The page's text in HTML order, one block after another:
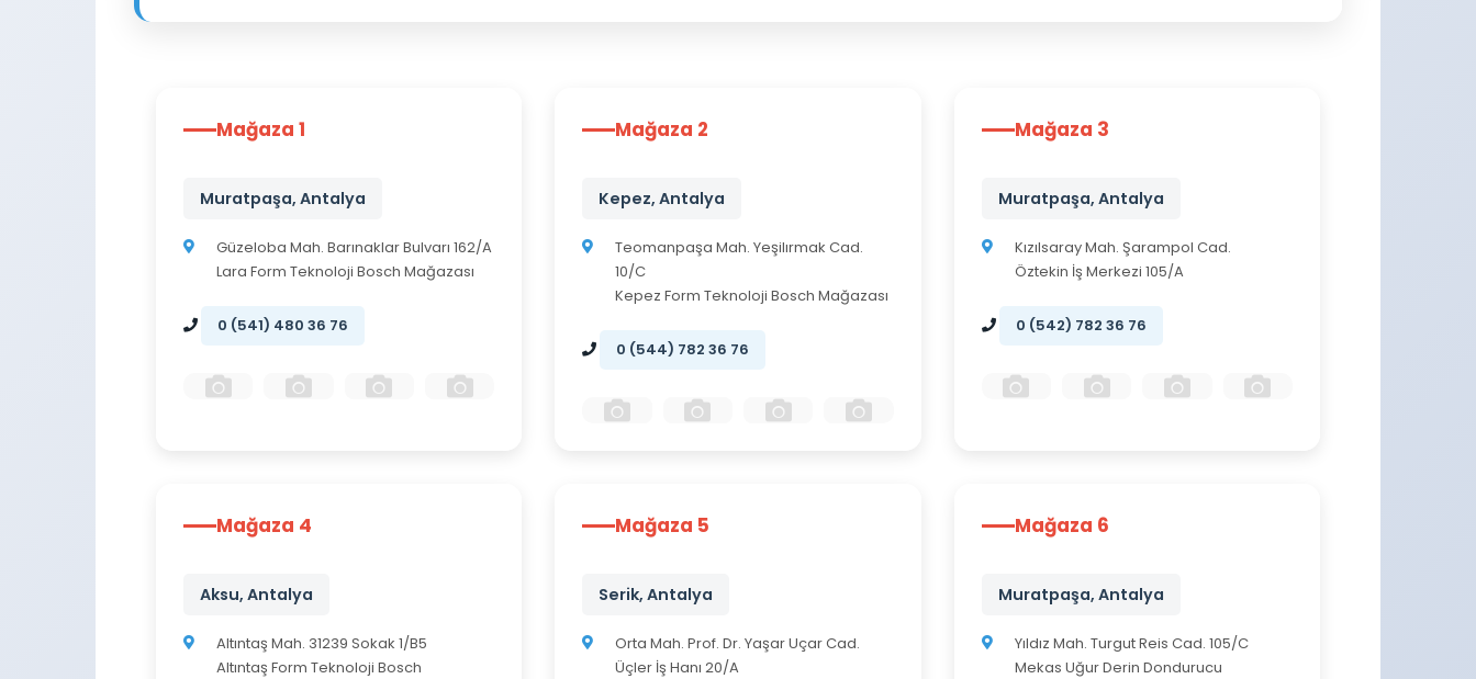
Mağaza 1
Muratpaşa, Antalya
Güzeloba Mah. Barınaklar Bulvarı 162/A
Lara Form Teknoloji Bosch Mağazası
0 (541) 480 36 76
Mağaza 2
Kepez, Antalya
Teomanpaşa Mah. Yeşilırmak Cad.
10/C
Kepez Form Teknoloji Bosch Mağazası
0 (544) 782 36 76
Mağaza 3
Muratpaşa, Antalya
Kızılsaray Mah. Şarampol Cad.
Öztekin İş Merkezi 105/A
0 (542) 782 36 76
Mağaza 4
Aksu, Antalya
Altıntaş Mah. 31239 Sokak 1/B5
Altıntaş Form Teknoloji Bosch
Mağaza 5
Serik, Antalya
Orta Mah. Prof. Dr. Yaşar Uçar Cad.
Üçler İş Hanı 20/A
Mağaza 6
Muratpaşa, Antalya
Yıldız Mah. Turgut Reis Cad. 105/C
Mekas Uğur Derin Dondurucu